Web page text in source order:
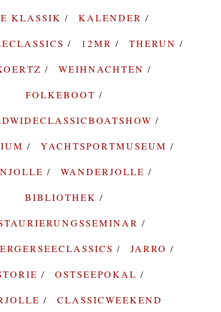
KLASSIK
KALENDER
12MR
THERUN
WEIHNACHTEN
FOLKEBOOT
YACHTSPORTMUSEUM
WANDERJOLLE
BIBLIOTHEK
JARRO
OSTSEEPOKAL
CLASSICWEEKEND